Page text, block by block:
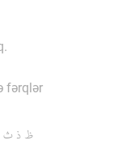
fərqlər